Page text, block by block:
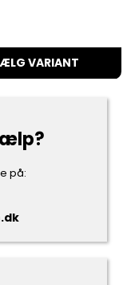
VARIANT
på: